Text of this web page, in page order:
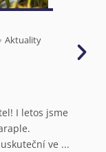
Aktuality
I letos jsme
ve ...